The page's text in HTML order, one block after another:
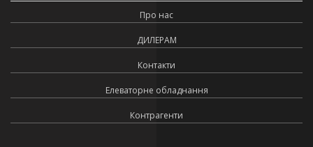
Про нас
ДИЛЕРАМ
Контакти
Елеваторне обладнання
Контрагенти